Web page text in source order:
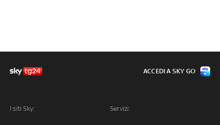
I siti Sky: Servizi:
ACCEDI A SKY GO